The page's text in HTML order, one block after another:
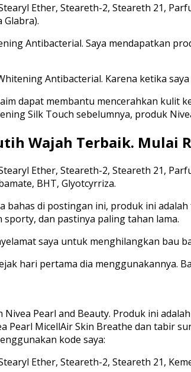
Ether, Steareth-2, Steareth 21,
Glabra).
Antibacterial. Saya mendapatkan
Antibacterial. Karena ketika
dapat membantu mencerahkan kulit
Silk Touch sebelumnya, produk
Wajah Terbaik. Mulai
Ether, Steareth-2, Steareth 21,
BHT, Glyotcyrriza.
bahas di postingan ini, produk ini
dan pastinya paling tahan lama.
saya untuk menghilangkan bau
hari pertama dia menggunakannya.
Pearl and Beauty. Produk ini
Pearl MicellAir Skin Breathe dan tabir
kode saya:
Ether, Steareth-2, Steareth 21,